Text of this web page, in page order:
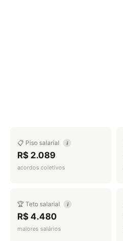
📋 Piso salarial i
R$ 2.089
acordos coletivos
🏆 Teto salarial i
R$ 4.480
maiores salários